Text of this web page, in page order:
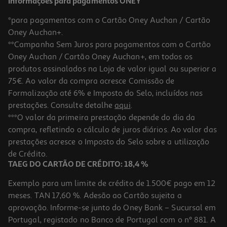
-25%
5.0
Champô Ducray Extra Doux 400ml
35.7 €/Lt
Price reduced from
19,04 €to
14,28 €
Promoção
Informações para pagamentos ONEY
*para pagamentos com o Cartão Oney Auchan / Cartão
Oney Auchan+.
**Campanha Sem Juros para pagamentos com o Cartão
Oney Auchan / Cartão Oney Auchan+, em todos os
produtos assinalados na Loja de valor igual ou superior a
75€. Ao valor da compra acresce Comissão de
Formalização até 6% e Imposto do Selo, incluídos nas
prestações. Consulte detalhe aqui.
***O valor da primeira prestação depende do dia da
compra, refletindo o cálculo de juros diários. Ao valor das
prestações acresce o Imposto do Selo sobre a utilização
de Crédito.
TAEG DO CARTÃO DE CRÉDITO: 18,4 %
Exemplo para um limite de crédito de 1.500€ pago em 12
meses. TAN 17,60 %. Adesão ao Cartão sujeita a
aprovação. Informe-se junto do Oney Bank – Sucursal em
Portugal, registado no Banco de Portugal com o nº 881. A